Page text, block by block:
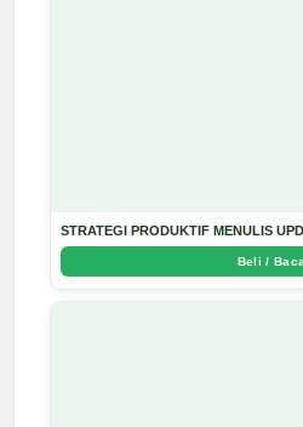
STRATEGI PRODUKTIF MENULIS
Beli /